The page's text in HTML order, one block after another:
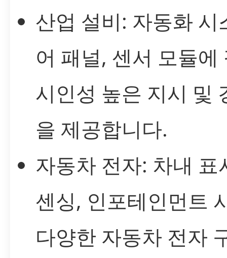
산업 설비: 자동화 시
어 패널, 센서 모듈에
시인성 높은 지시 및
을 제공합니다.
자동차 전자: 차내 표
센싱, 인포테인먼트
다양한 자동차 전자